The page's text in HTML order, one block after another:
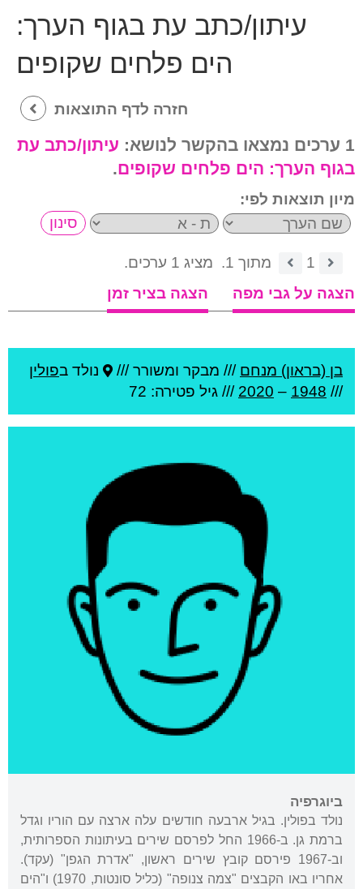
עיתון/כתב עת בגוף הערך:
הים פלחים שקופים
חזרה לדף התוצאות
1 ערכים נמצאו בהקשר לנושא:
עיתון/כתב עת
בגוף הערך: הים פלחים שקופים.
מיון תוצאות לפי:
1 מתוך 1.
מציג 1 ערכים.
הצגה על גבי מפה
הצגה בציר זמן
בן (בראון) מנחם /// מבקר ומשורר /// נולד בפולין
///
1948
–
2020 /// גיל פטירה: 72
ביוגרפיה
נולד בפולין. בגיל ארבעה חודשים עלה ארצה עם הוריו וגדל
ברמת גן. ב-1966 החל לפרסם שירים בעיתונות הספרותית,
וב-1967 פירסם קובץ שירים ראשון, "אדרת הגפן" (עקד).
אחריו באו הקבצים "צמה צנופה" (כליל סונטות, 1970) ו"הים